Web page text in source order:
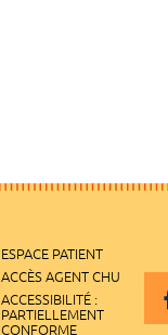
ESPACE PATIENT
ACCÈS AGENT CHU
ACCESSIBILITÉ :
PARTIELLEMENT
CONFORME